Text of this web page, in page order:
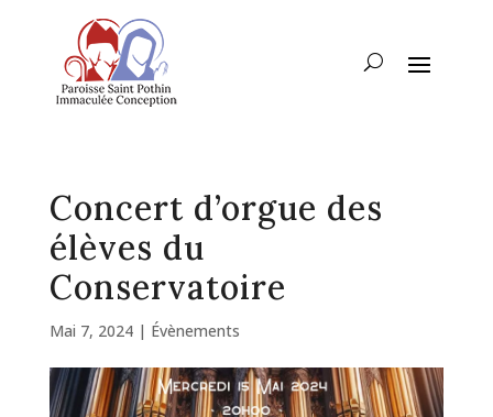
Concert d’orgue des
élèves du
Conservatoire
Mai 7, 2024| Évènements